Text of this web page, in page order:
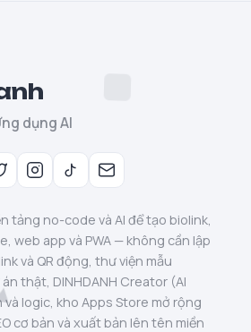
dụng AI
tảng no-code và AI để tạo biolink,
web app và PWA — không cần lập
và QR động, thư viện mẫu
thật, DINHDANH Creator (AI
logic, kho Apps Store mở rộng
cơ bản và xuất bản lên tên miền